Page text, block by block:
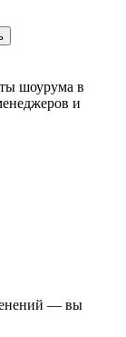
шоурума в
и
— вы